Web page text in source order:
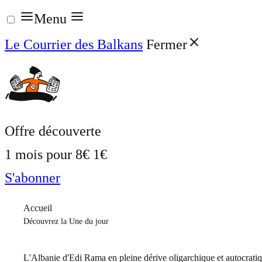
Aller
au
contenu
Menu
Le Courrier des Balkans Fermer
Offre découverte
1 mois pour 8€ 1€
S'abonner
Accueil
Découvrez la Une du jour
L'Albanie d'Edi Rama en pleine dérive oligarchique et